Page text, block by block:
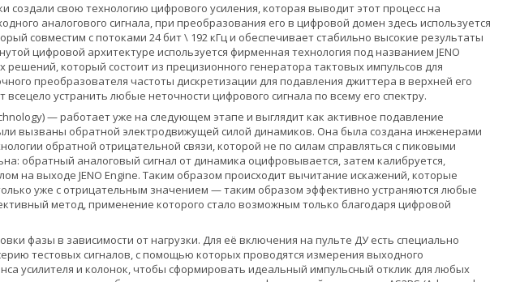
свою технологию цифрового усиления, которая выводит этот процесс на
аналогового сигнала, при преобразования его в цифровой домен здесь используется
совместим с потоками 24 бит \ 192 кГц и обеспечивает стабильно высокие результаты
цифровой архитектуре используется фирменная технология под названием JENO
решений, который состоит из прецизионного генератора тактовых импульсов для
преобразователя частоты дискретизации для подавления джиттера в верхней его
устранить любые неточности цифрового сигнала по всему его спектру.
— работает уже на следующем этапе и выглядит как активное подавление
вызваны обратной электродвижущей силой динамиков. Она была создана инженерами
обратной отрицательной связи, которой не по силам справляться с пиковыми
обратный аналоговый сигнал от динамика оцифровывается, затем калибруется,
на выходе JENO Engine. Таким образом происходит вычитание искажений, которые
уже с отрицательным значением — таким образом эффективно устраняются любые
метод, применение которого стало возможным только благодаря цифровой
фазы в зависимости от нагрузки. Для её включения на пульте ДУ есть специально
тестовых сигналов, с помощью которых проводятся измерения выходного
усилителя и колонок, чтобы сформировать идеальный импульсный отклик для любых